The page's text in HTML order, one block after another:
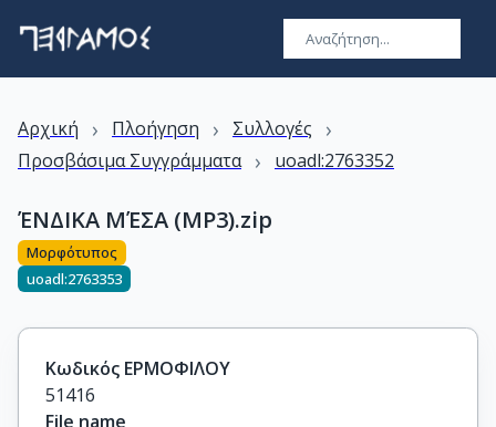
Αρχική › Πλοήγηση › Συλλογές ›
Προσβάσιμα Συγγράμματα › uoadl:2763352
ΈΝΔΙΚΑ ΜΈΣΑ (MP3).zip
Μορφότυπος
uoadl:2763353
Κωδικός ΕΡΜΟΦΙΛΟΥ
51416
File name